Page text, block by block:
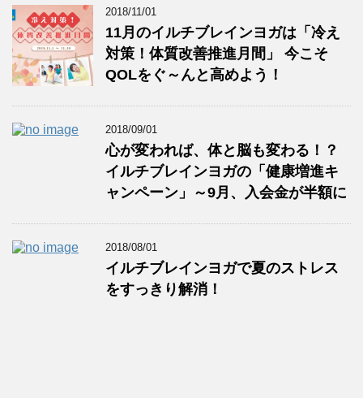
2018/11/01
11月のイルチブレインヨガは「冷え
対策！体質改善推進月間」 今こそ
QOLをぐ～んと高めよう！
2018/09/01
心が変われば、体と脳も変わる！？
イルチブレインヨガの「健康増進キ
ャンペーン」～9月、入会金が半額に
2018/08/01
イルチブレインヨガで夏のストレス
をすっきり解消！